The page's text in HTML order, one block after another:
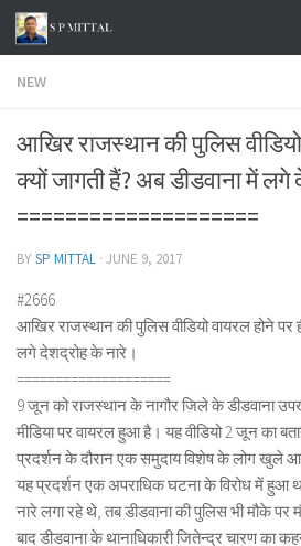
Skip to content
NEW
आखिर राजस्थान की पुलिस
क्यों जागती हैं? अब डीडवाना में
====================
BYSP MITTAL · JUNE 9, 2017
#2666
आखिर राजस्थान की पुलिस वीडियो वायरल होने पर
लगे देशद्रोह के नारे।
====================
9 जून को राजस्थान के नागौर जिले के डीडवाना
मीडिया पर वायरल हुआ है। यह वीडियो 2 जून का
प्रदर्शन के दौरान एक समुदाय विशेष के लोग खुले
यह प्रदर्शन एक अपराधिक घटना के विरोध में हुआ
नारे लगा रहे थे, तब डीडवाना की पुलिस भी मौके पर
बाद डीडवाना के थानाधिकारी जितेन्द्र चारण का